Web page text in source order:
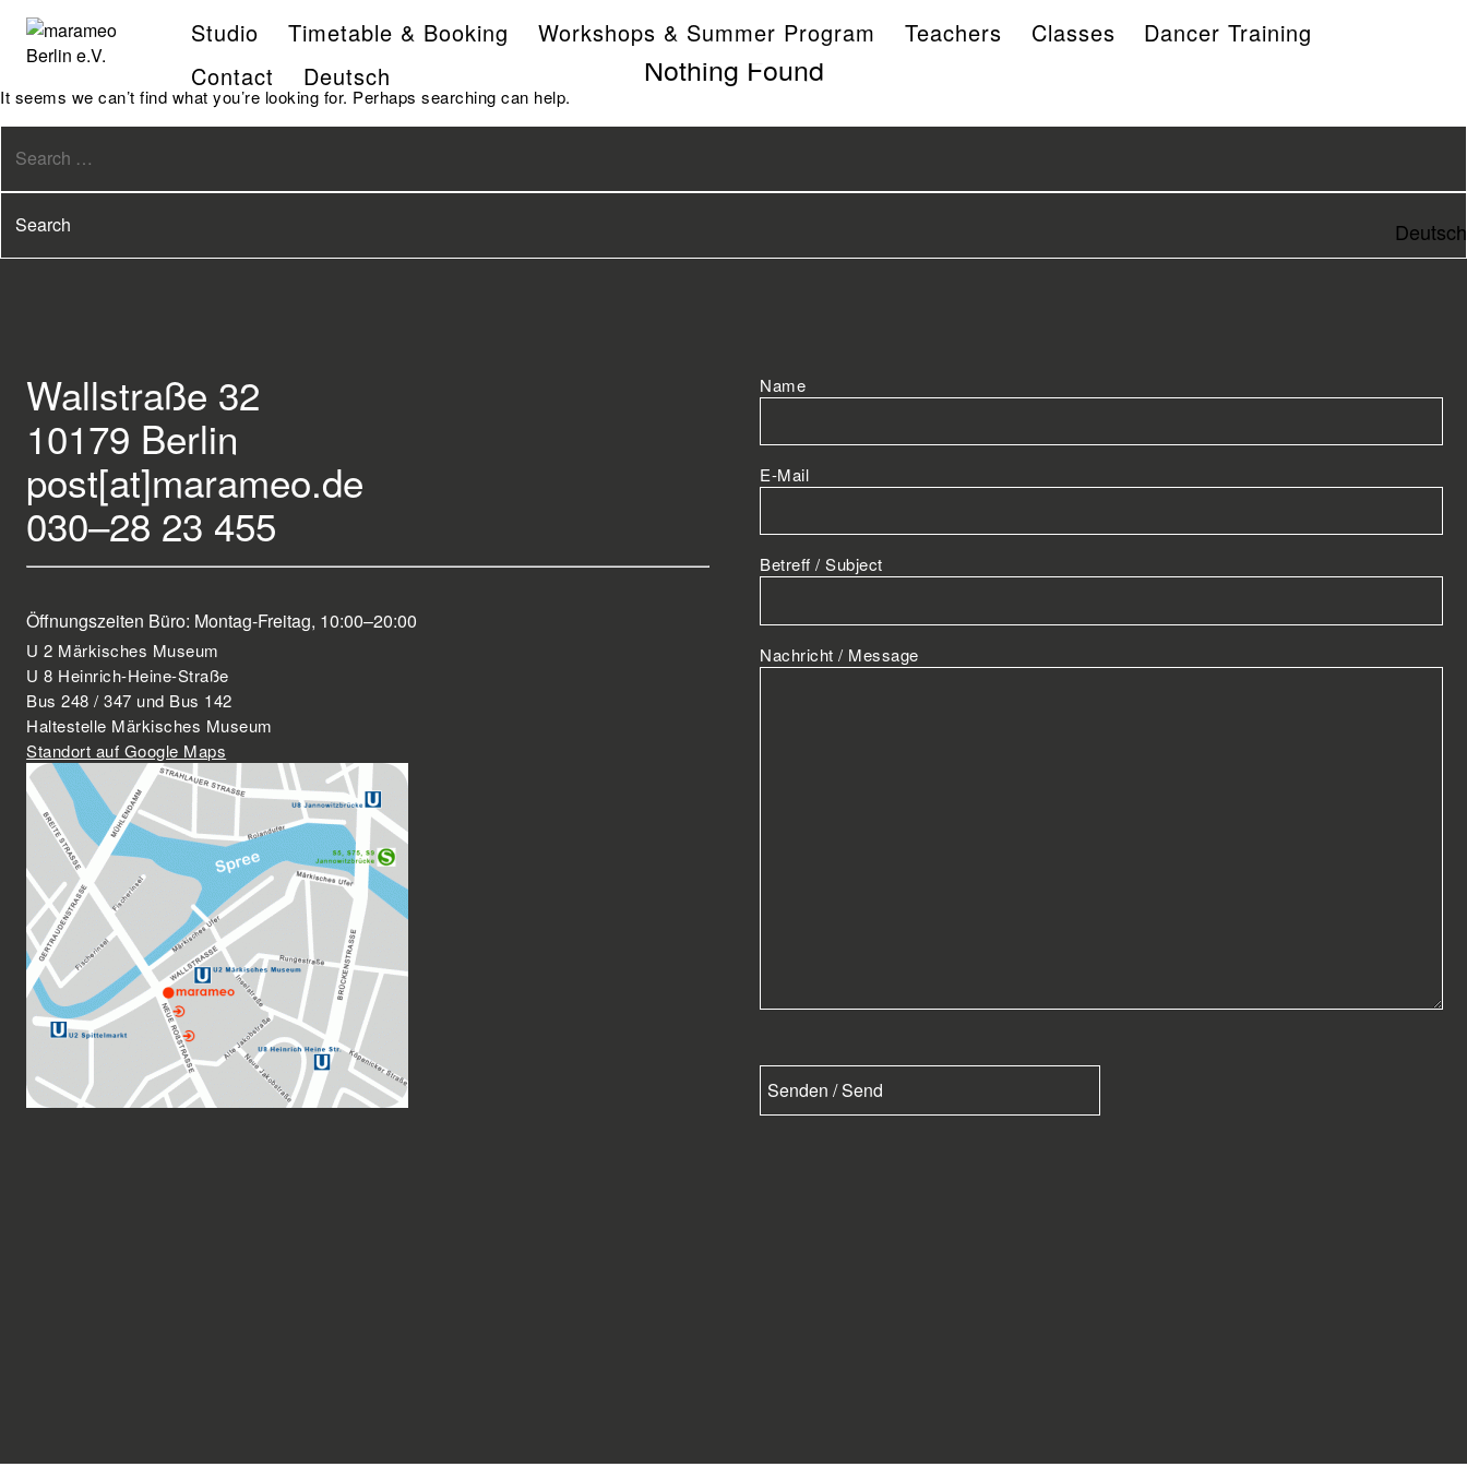
Studio Timetable & Booking Workshops & Summer Program Teachers Classes
Dancer Training
Contact
Deutsch Nothing Found
It seems we can’t find what you’re looking for. Perhaps searching can help.
Deutsch
Wallstraße 32
10179 Berlin
post[at]marameo.de
030–28 23 455
Öffnungszeiten Büro: Montag-Freitag, 10:00–20:00
U 2 Märkisches Museum
U 8 Heinrich-Heine-Straße
Bus 248 / 347 und Bus 142
Haltestelle Märkisches Museum
Standort auf Google Maps
Name
E-Mail
Betreff / Subject
Nachricht / Message